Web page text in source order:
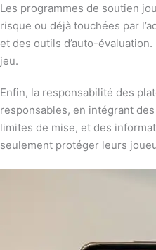
Les programmes de soutien
risque ou déjà touchées par
et des outils d’auto-
jeu.
Enfin, la responsabilité des
responsables, en intégrant
limites de mise, et des
seulement protéger leurs